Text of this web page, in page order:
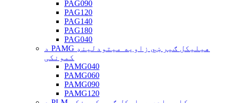
PAG090
PAG120
PAG140
PAG180
PAG040
د PAMG هیلیکل ګیر ښي زاویه میتودلینډ
کمونکی
PAMG040
PAMG060
PAMG090
PAMG120